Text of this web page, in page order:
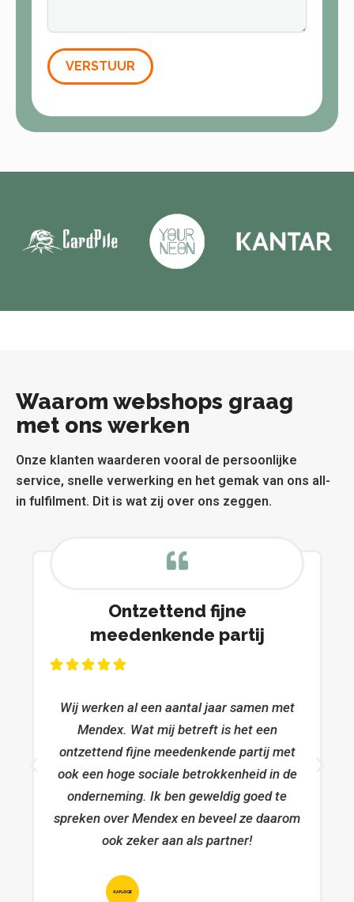
VERSTUUR
Waarom webshops graag
met ons werken
Onze klanten waarderen vooral de persoonlijke
service, snelle verwerking en het gemak van ons all-
in fulfilment. Dit is wat zij over ons zeggen.
Ontzettend fijne
meedenkende partij
Wij werken al een aantal jaar samen met
Mendex. Wat mij betreft is het een
ontzettend fijne meedenkende partij met
ook een hoge sociale betrokkenheid in de
onderneming. Ik ben geweldig goed te
spreken over Mendex en beveel ze daarom
ook zeker aan als partner!